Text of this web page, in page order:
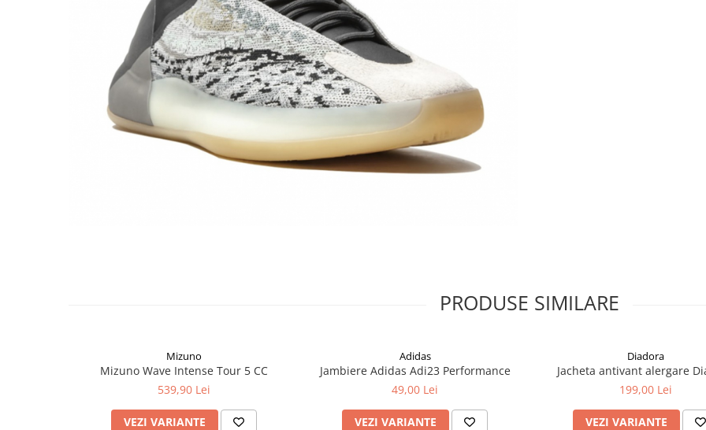
PRODUSE SIMILARE
Mizuno
Mizuno Wave Intense Tour 5 CC
539,90 Lei
VEZI VARIANTE
Adidas
Jambiere Adidas Adi23 Performance
49,00 Lei
VEZI VARIANTE
Diadora
Jacheta antivant alergare
199,00 Lei
VEZI VARIANTE